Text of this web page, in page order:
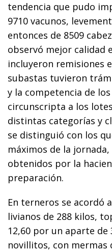
tendencia que pudo
9710 vacunos,
entonces de 8509
observó mejor calidad
incluyeron remisiones
subastas tuvieron
y la competencia de
circunscripta a los
distintas categorías y
se distinguió con los
máximos de la
obtenidos por la
preparación.
En terneros se acordó
livianos de 288 kilos,
12,60 por un aparte
novillitos, con mermas